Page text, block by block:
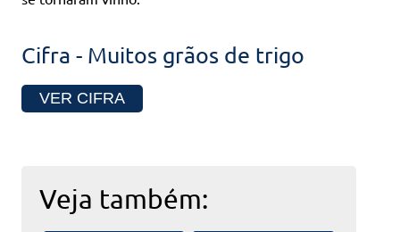
Cifra - Muitos grãos de trigo
VER CIFRA
Veja também: